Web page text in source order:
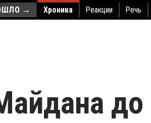
→ Хроника Реакции Речь
до